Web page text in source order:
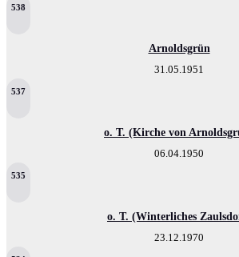
538
Arnoldsgrün
31.05.1951
537
o. T. (Kirche von
06.04.1950
535
o. T. (Winterliches
23.12.1970